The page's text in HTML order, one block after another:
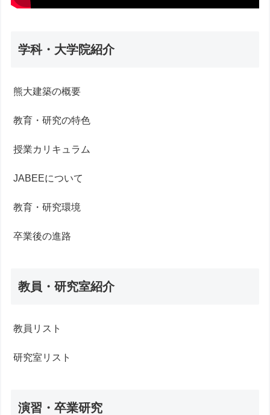
学科・大学院紹介
熊大建築の概要
教育・研究の特色
授業カリキュラム
JABEEについて
教育・研究環境
卒業後の進路
教員・研究室紹介
教員リスト
研究室リスト
演習・卒業研究